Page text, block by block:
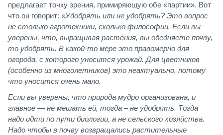
предлагает точку зрения, примиряющую обе «партии». Вот
что он говорит: «Удобрять или не удобрять? Это вопрос
не столько агротехники, сколько философии. Если вы
уверены, что, выращивая растения, вы обедняете почву,
то удобрять. В какой-то мере это правомерно для
огорода, с которого уносится урожай. Для цветников
(особенно из многолетников) это неактуально, потому
что уносится очень мало.
Если вы уверены, что природа мудро организована, и
главное — не мешать ей, тогда – не удобрять. Тогда
надо идти по пути биологии, а не сельского хозяйства.
Надо чтобы в почву возвращались растительные